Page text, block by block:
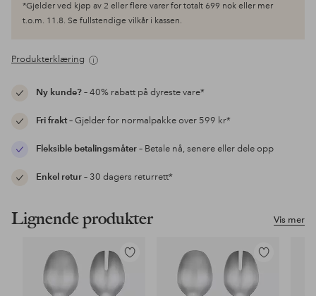
*Gjelder ved kjøp av 2 eller flere varer for totalt 699 nok eller mer
t.o.m. 11.8. Se fullstendige vilkår i kassen.
Produkterklæring
Ny kunde?– 40% rabatt på dyreste vare*
Fri frakt– Gjelder for normalpakke over 599 kr*
Fleksible betalingsmåter– Betale nå, senere eller dele opp
Enkel retur– 30 dagers returrett*
Vis mer
Lignende produkter
Legg
til
favoritter
Legg
til
favoritter